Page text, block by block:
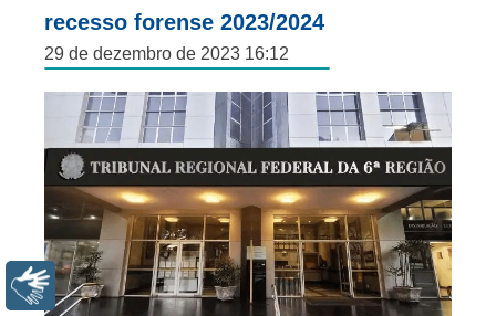
recesso forense 2023/2024
29 de dezembro de 2023 16:12
Libras